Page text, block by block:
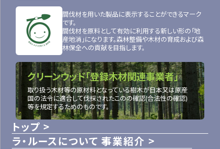
トップ
ラ・ルースについて 事業紹介
間伐材を用いた製品に表示することができるマーク
です。
間伐材を原料として有効に利用する新しい形の「地
産地消」になります。森林整備や木材の育成および森
林保全への貢献を目指します。
クリーンウッド「登録木材関連事業者」
取り扱う木材等の原材料となっている樹木が日本又は原産
国の法令に適合して伐採されたこのの確認(合法性の確認)
等を規定するためのものです。